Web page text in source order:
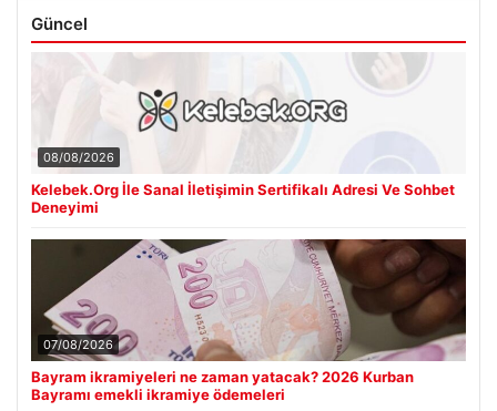
Güncel
08/08/2026
Kelebek.Org İle Sanal İletişimin Sertifikalı Adresi Ve Sohbet
Deneyimi
07/08/2026
Bayram ikramiyeleri ne zaman yatacak? 2026 Kurban
Bayramı emekli ikramiye ödemeleri